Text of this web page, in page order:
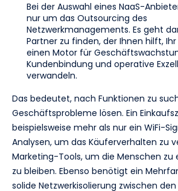
Bei der Auswahl eines NaaS-
nur um das Outsourcing des
Netzwerkmanagements. Es geht
Partner zu finden, der Ihnen hilft, Ihr
einen Motor für
Kundenbindung und operative
verwandeln.
Das bedeutet, nach Funktionen zu
Geschäftsprobleme lösen. Ein
beispielsweise mehr als nur ein WiFi-
Analysen, um das Käuferverhalten zu
Marketing-Tools, um die Menschen zu
zu bleiben. Ebenso benötigt ein
solide Netzwerkisolierung zwischen